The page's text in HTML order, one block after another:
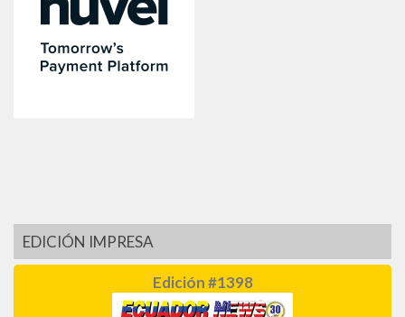
EDICIÓN IMPRESA
Edición #1398